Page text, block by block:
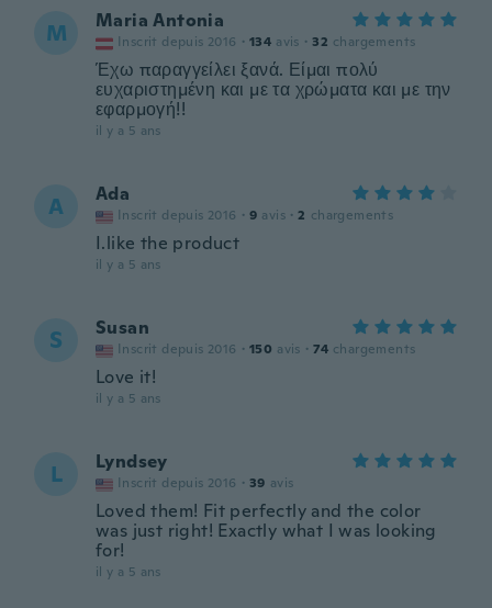
M Maria Antonia
Inscrit depuis 2016 · 134 avis · 32 chargements
Έχω παραγγείλει ξανά. Είμαι πολύ
ευχαριστημένη και με τα χρώματα και με την
εφαρμογή!!
il y a 5 ans
A Ada
Inscrit depuis 2016 · 9 avis · 2 chargements
I.like the product
il y a 5 ans
S Susan
Inscrit depuis 2016 · 150 avis · 74 chargements
Love it!
il y a 5 ans
L Lyndsey
Inscrit depuis 2016 · 39 avis
Loved them! Fit perfectly and the color
was just right! Exactly what I was looking
for!
il y a 5 ans